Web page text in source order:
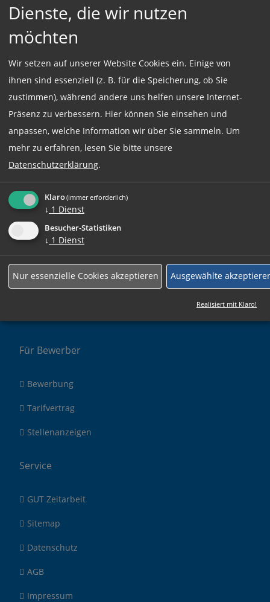
Ihre Einwilligung jederzeit für die Zukunft per E-Mail
an kontakt@gut-zeitarbeit.de
Für Unternehmen
Personalanfrage
Zeitarbeit Vorteile
Für Bewerber
Bewerbung
Tarifvertrag
Stellenanzeigen
Service
GUT Zeitarbeit
Sitemap
Datenschutz
AGB
Impressum
Dienste, die wir nutzen
möchten
Wir setzen auf unserer Website Cookies ein. Einige von
ihnen sind essenziell (z. B. für die Speicherung, ob Sie
zustimmen), während andere uns helfen unsere Internet-
Präsenz zu verbessern. Hier können Sie einsehen und
anpassen, welche Information wir über Sie sammeln. Um
mehr zu erfahren, lesen Sie bitte unsere
Datenschutzerklärung.
Klaro(immer erforderlich)
↓ 1 Dienst
Besucher-Statistiken
↓ 1 Dienst
Nur essenzielle Cookies akzeptieren Ausgewählte
Realisiert mit Klaro!